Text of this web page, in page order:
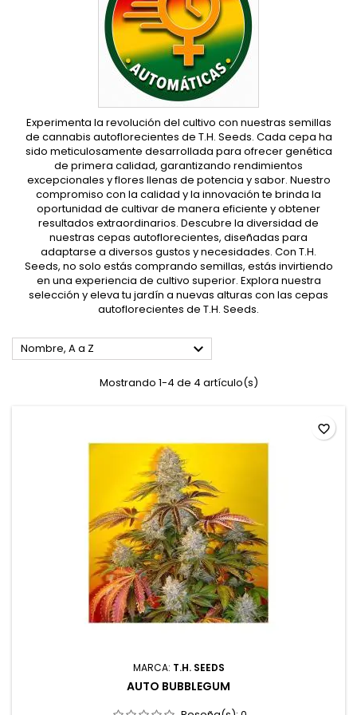
Experimenta la revolución del cultivo con nuestras semillas
de cannabis autoflorecientes de T.H. Seeds. Cada cepa ha
sido meticulosamente desarrollada para ofrecer genética
de primera calidad, garantizando rendimientos
excepcionales y flores llenas de potencia y sabor. Nuestro
compromiso con la calidad y la innovación te brinda la
oportunidad de cultivar de manera eficiente y obtener
resultados extraordinarios. Descubre la diversidad de
nuestras cepas autoflorecientes, diseñadas para
adaptarse a diversos gustos y necesidades. Con T.H.
Seeds, no solo estás comprando semillas, estás invirtiendo
en una experiencia de cultivo superior. Explora nuestra
selección y eleva tu jardín a nuevas alturas con las cepas
autoflorecientes de T.H. Seeds.
Nombre, A a Z 
Mostrando 1-4 de 4 artículo(s)
MARCA: T.H. SEEDS
AUTO BUBBLEGUM
favorite_border